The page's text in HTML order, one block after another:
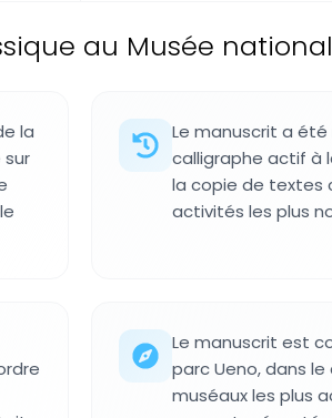
au Musée
la
sur
Le manuscrit a été
calligraphe actif à
la copie de textes
activités les plus
Le manuscrit est
parc Ueno, dans
muséaux les plus